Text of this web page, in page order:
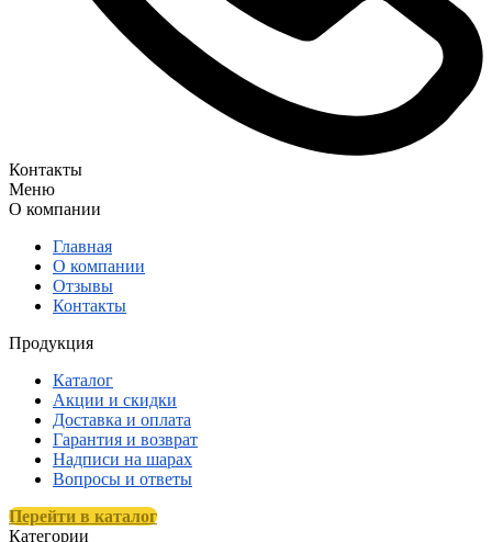
Контакты
Меню
О компании
Главная
О компании
Отзывы
Контакты
Продукция
Каталог
Акции и скидки
Доставка и оплата
Гарантия и возврат
Надписи на шарах
Вопросы и ответы
Перейти в каталог
Категории